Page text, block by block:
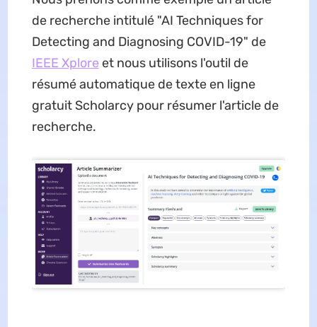
de recherche intitulé "AI Techniques for
Detecting and Diagnosing COVID-19" de
IEEE Xplore et nous utilisons l'outil de
résumé automatique de texte en ligne
gratuit Scholarcy pour résumer l'article de
recherche.